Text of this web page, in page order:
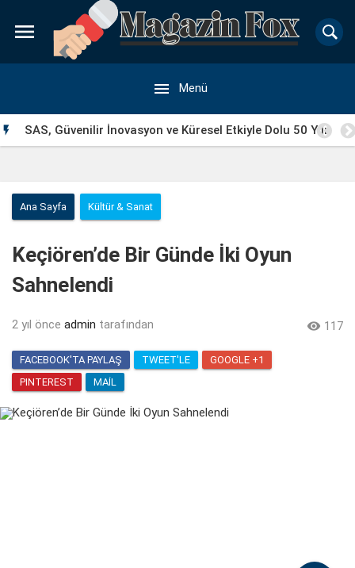

 Menü
 SAS, Güvenilir İnovasyon ve Küresel Etkiyle Dolu 50 Yılı
Ana Sayfa Kültür & Sanat
Keçiören’de Bir Günde İki Oyun
Sahnelendi
2 yıl önce admin tarafından  117
FACEBOOK'TA PAYLAŞ TWEET'LE
GOOGLE +1
PINTEREST
MAIL